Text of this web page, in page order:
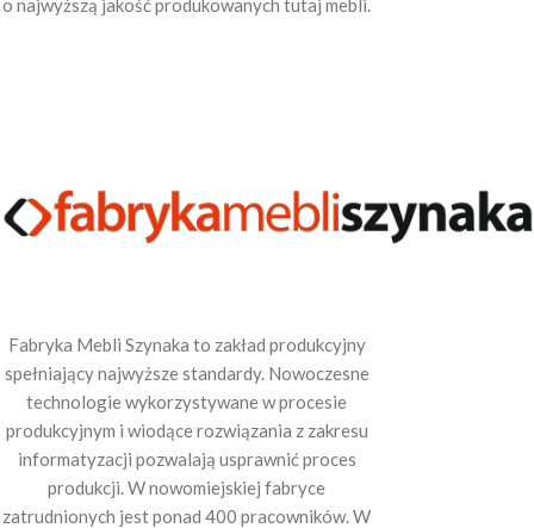
Fabryka Mebli Szynaka to zakład produkcyjny
spełniający najwyższe standardy. Nowoczesne
technologie wykorzystywane w procesie
produkcyjnym i wiodące rozwiązania z zakresu
informatyzacji pozwalają usprawnić proces
produkcji. W nowomiejskiej fabryce
zatrudnionych jest ponad 400 pracowników. W